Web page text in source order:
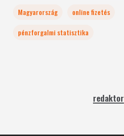
Magyarország
online fizetés
pénzforgalmi statisztika
redaktor